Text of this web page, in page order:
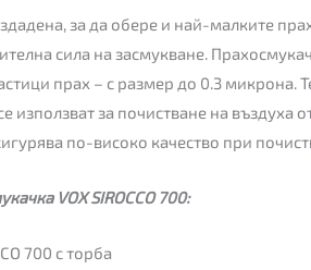
за да обере и най-малките
сила на засмукване.
прах – с размер до 0.3 микрона.
използват за почистване на
по-високо качество при
VOX SIROCCO 700:
700 с торба